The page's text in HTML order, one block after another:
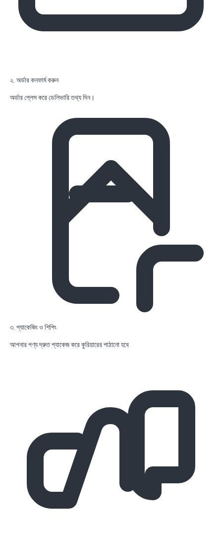
২. অর্ডার কনফার্ম করুন
অর্ডার প্লেস করে ডেলিভারি তথ্য দিন।
৩. প্যাকেজিং ও শিপিং
আপনার পণ্য দ্রুত প্যাকেজ করে কুরিয়ারের পাঠানো হবে